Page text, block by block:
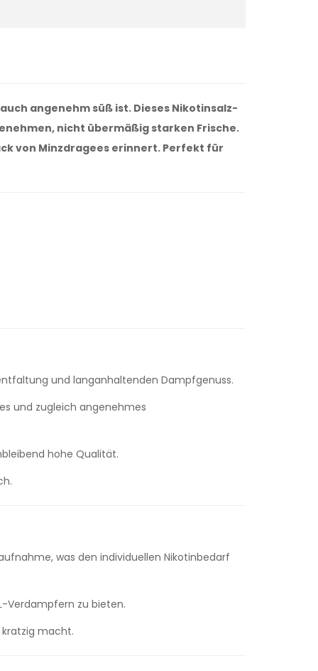
angenehm süß ist. Dieses Nikotinsalz-
nicht übermäßig starken Frische.
von Minzdragees erinnert. Perfekt für
und langanhaltenden Dampfgenuss.
und zugleich angenehmes
hohe Qualität.
was den individuellen Nikotinbedarf
Verdampfern zu bieten.
macht.